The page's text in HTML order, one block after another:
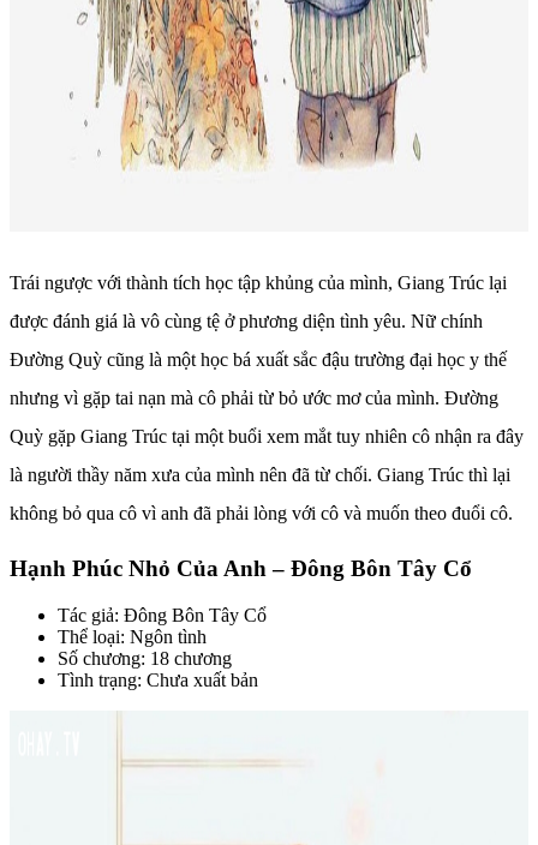
Trái ngược với thành tích học tập khủng của mình, Giang Trúc lại
được đánh giá là vô cùng tệ ở phương diện tình yêu. Nữ chính
Đường Quỳ cũng là một học bá xuất sắc đậu trường đại học y thế
nhưng vì gặp tai nạn mà cô phải từ bỏ ước mơ của mình. Đường
Quỳ gặp Giang Trúc tại một buổi xem mắt tuy nhiên cô nhận ra đây
là người thầy năm xưa của mình nên đã từ chối. Giang Trúc thì lại
không bỏ qua cô vì anh đã phải lòng với cô và muốn theo đuổi cô.
Hạnh Phúc Nhỏ Của Anh – Đông Bôn Tây Cổ
Tác giả: Đông Bôn Tây Cổ
Thể loại: Ngôn tình
Số chương: 18 chương
Tình trạng: Chưa xuất bản